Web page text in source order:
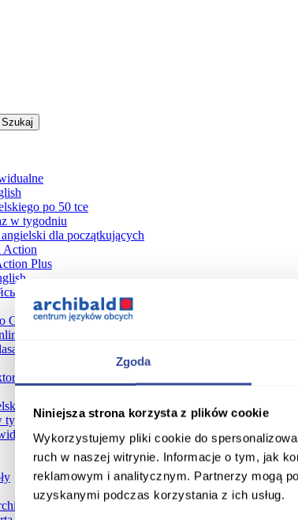
Zgoda
Niniejsza strona korzysta z plików cookie
Wykorzystujemy pliki cookie do
ruch w naszej witrynie. Informacje o tym, jak
reklamowym i analitycznym. Partnerzy mogą
uzyskanymi podczas korzystania z ich usług.
po 50 tce
w tygodniu
dla początkujących
Action
Plus
мови
GRATIS!
online FAQ
dla dorosłych cennik 2026
tygodniu